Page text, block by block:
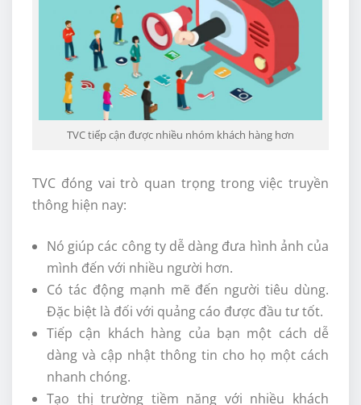
TVC tiếp cận được nhiều nhóm khách hàng hơn
TVC đóng vai trò quan trọng trong việc truyền
thông hiện nay:
Nó giúp các công ty dễ dàng đưa hình ảnh của
mình đến với nhiều người hơn.
Có tác động mạnh mẽ đến người tiêu dùng.
Đặc biệt là đối với quảng cáo được đầu tư tốt.
Tiếp cận khách hàng của bạn một cách dễ
dàng và cập nhật thông tin cho họ một cách
nhanh chóng.
Tạo thị trường tiềm năng với nhiều khách